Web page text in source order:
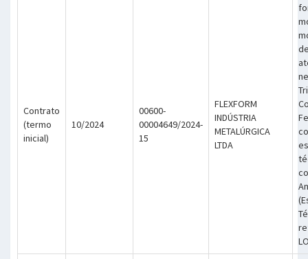
Contrato
(termo
inicial)
10/2024
00600-
00004649/2024-
15
FLEXFORM
INDÚSTRIA
METALÚRGICA
LTDA